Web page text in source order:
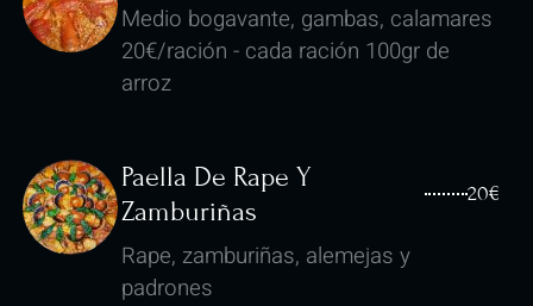
Medio bogavante, gambas, calamares
20€/ración - cada ración 100gr de
arroz
Paella De Rape Y
Zamburiñas
20€
Rape, zamburiñas, alemejas y
padrones